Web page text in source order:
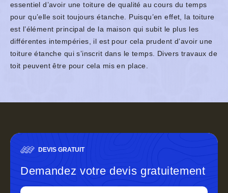
essentiel d’avoir une toiture de qualité au cours du temps
pour qu’elle soit toujours étanche. Puisqu’en effet, la toiture
est l’élément principal de la maison qui subit le plus les
différentes intempéries, il est pour cela prudent d’avoir une
toiture étanche qui s’inscrit dans le temps. Divers travaux de
toit peuvent être pour cela mis en place.
DEVIS GRATUIT
Demandez votre devis gratuitement